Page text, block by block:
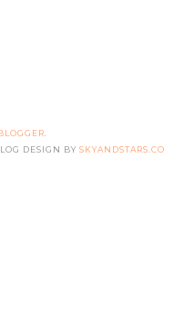
DESIGN BY SKYANDSTARS.CO